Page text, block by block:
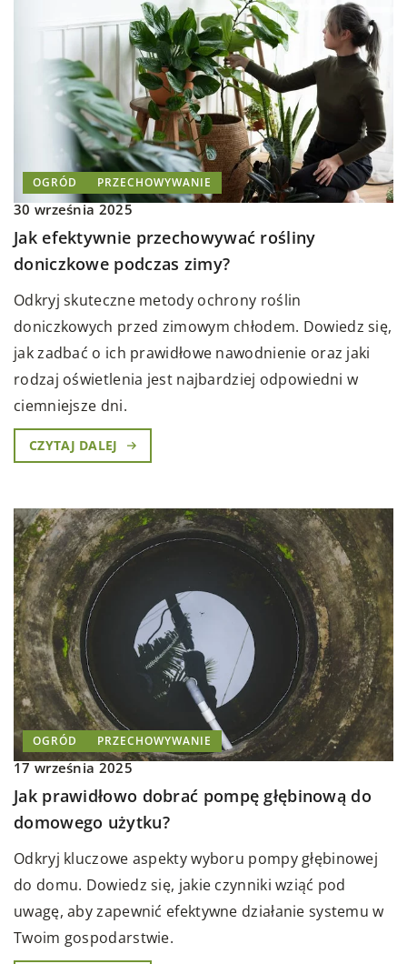
OGRÓD PRZECHOWYWANIE
30 września 2025
Jak efektywnie przechowywać rośliny
doniczkowe podczas zimy?
Odkryj skuteczne metody ochrony roślin
doniczkowych przed zimowym chłodem. Dowiedz się,
jak zadbać o ich prawidłowe nawodnienie oraz jaki
rodzaj oświetlenia jest najbardziej odpowiedni w
ciemniejsze dni.
CZYTAJ DALEJ
OGRÓD PRZECHOWYWANIE
17 września 2025
Jak prawidłowo dobrać pompę głębinową do
domowego użytku?
Odkryj kluczowe aspekty wyboru pompy głębinowej
do domu. Dowiedz się, jakie czynniki wziąć pod
uwagę, aby zapewnić efektywne działanie systemu w
Twoim gospodarstwie.